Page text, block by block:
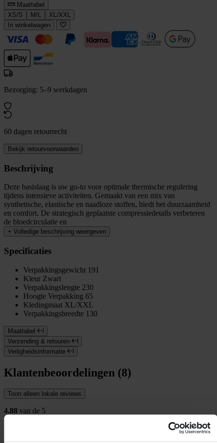
Maattabel
XS/S
M/L
XL/XXL
In winkelwagen
Bezorging: 5–9 werkdagen
60 dagen retourrecht
Bekijk retourvoorwaarden
Beschrijving
Deze basislaag is uw go-to voor optimale thermische regulering
tijdens intensieve activiteiten. Gemaakt van een mix van
synthetische, elastische en naadloze stoffen, biedt het duurzaamheid
en comfort. De strategisch geplaatste compressiedetails verbeteren
de bloedcirculatie en
+ Volledige beschrijving weergeven
Specificaties
Verpakkingsgewicht 191
Kleur Zwart
Verpakkingslengte 230
Hoogte Verpakking 65
Kledingmaat XL/XXL
Verpakkingsbreedte 130
Maattabel
Verzending & retouren
Veiligheidsinformatie
Klantenbeoordelingen (8)
Toon alleen lokale reviews
4.88 van de 5